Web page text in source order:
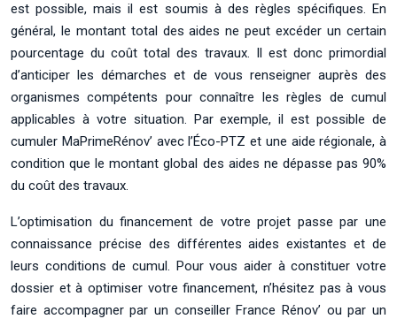
est possible, mais il est soumis à des règles spécifiques. En
général, le montant total des aides ne peut excéder un certain
pourcentage du coût total des travaux. Il est donc primordial
d’anticiper les démarches et de vous renseigner auprès des
organismes compétents pour connaître les règles de cumul
applicables à votre situation. Par exemple, il est possible de
cumuler MaPrimeRénov’ avec l’Éco-PTZ et une aide régionale, à
condition que le montant global des aides ne dépasse pas 90%
du coût des travaux.
L’optimisation du financement de votre projet passe par une
connaissance précise des différentes aides existantes et de
leurs conditions de cumul. Pour vous aider à constituer votre
dossier et à optimiser votre financement, n’hésitez pas à vous
faire accompagner par un conseiller France Rénov’ ou par un